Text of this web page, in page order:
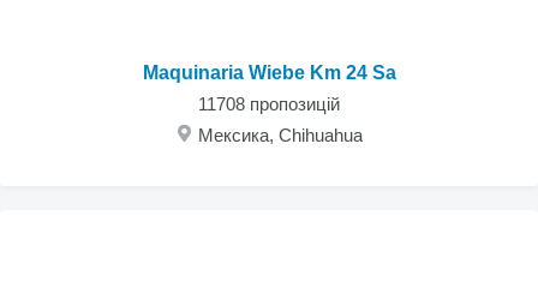
Maquinaria Wiebe Km 24 Sa
11708 пропозицій
Мексика, Chihuahua